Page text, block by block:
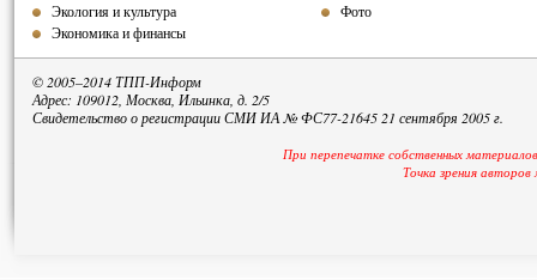
Экология и культура
Экономика и финансы
Фото
© 2005–2014 ТПП-Информ
Адрес: 109012, Москва, Ильинка, д. 2/5
Свидетельство о регистрации СМИ ИА № ФС77-21645 21 сентября 2005 г.
При перепечатке собственных
Точка зрения